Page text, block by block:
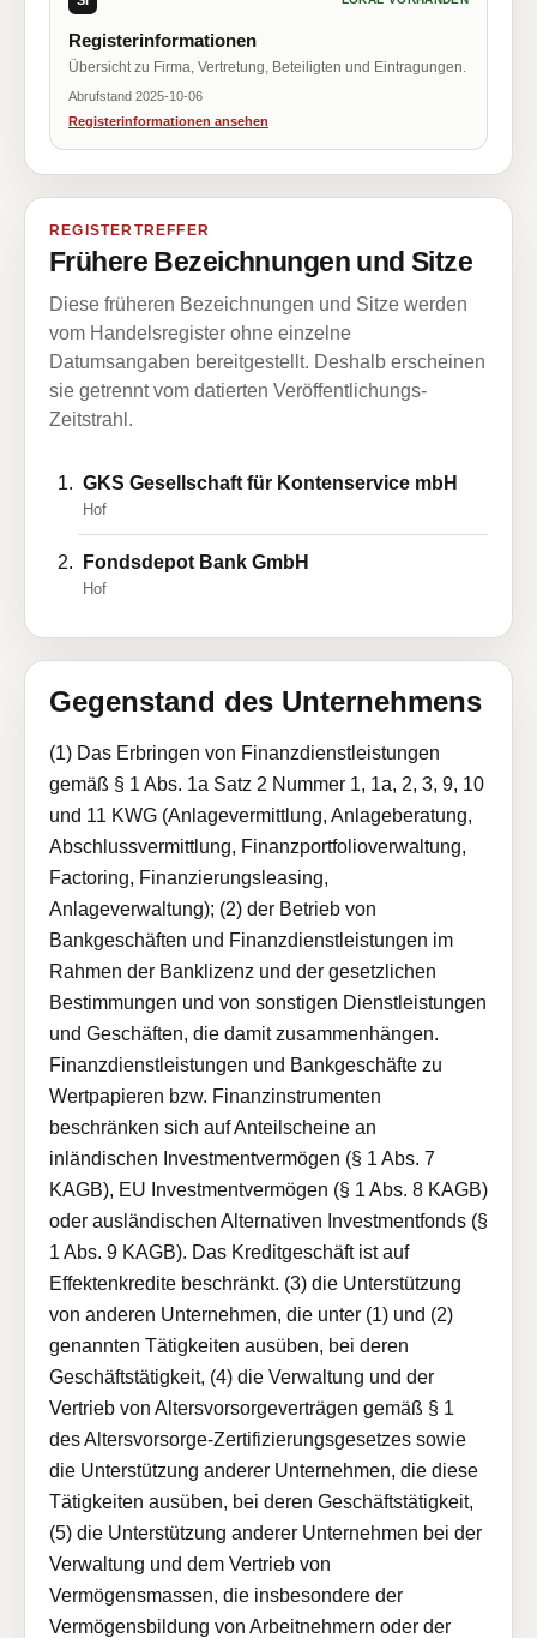
Registerinformationen
Übersicht zu Firma, Vertretung, Beteiligten und Eintragungen.
Abrufstand 2025-10-06
Registerinformationen ansehen
REGISTERTREFFER
Frühere Bezeichnungen und Sitze
Diese früheren Bezeichnungen und Sitze werden
vom Handelsregister ohne einzelne
Datumsangaben bereitgestellt. Deshalb erscheinen
sie getrennt vom datierten Veröffentlichungs-
Zeitstrahl.
GKS Gesellschaft für Kontenservice mbH
Hof
Fondsdepot Bank GmbH
Hof
Gegenstand des Unternehmens
(1) Das Erbringen von Finanzdienstleistungen
gemäß § 1 Abs. 1a Satz 2 Nummer 1, 1a, 2, 3, 9, 10
und 11 KWG (Anlagevermittlung, Anlageberatung,
Abschlussvermittlung, Finanzportfolioverwaltung,
Factoring, Finanzierungsleasing,
Anlageverwaltung); (2) der Betrieb von
Bankgeschäften und Finanzdienstleistungen im
Rahmen der Banklizenz und der gesetzlichen
Bestimmungen und von sonstigen Dienstleistungen
und Geschäften, die damit zusammenhängen.
Finanzdienstleistungen und Bankgeschäfte zu
Wertpapieren bzw. Finanzinstrumenten
beschränken sich auf Anteilscheine an
inländischen Investmentvermögen (§ 1 Abs. 7
KAGB), EU Investmentvermögen (§ 1 Abs. 8 KAGB)
oder ausländischen Alternativen Investmentfonds (§
1 Abs. 9 KAGB). Das Kreditgeschäft ist auf
Effektenkredite beschränkt. (3) die Unterstützung
von anderen Unternehmen, die unter (1) und (2)
genannten Tätigkeiten ausüben, bei deren
Geschäftstätigkeit, (4) die Verwaltung und der
Vertrieb von Altersvorsorgeverträgen gemäß § 1
des Altersvorsorge-Zertifizierungsgesetzes sowie
die Unterstützung anderer Unternehmen, die diese
Tätigkeiten ausüben, bei deren Geschäftstätigkeit,
(5) die Unterstützung anderer Unternehmen bei der
Verwaltung und dem Vertrieb von
Vermögensmassen, die insbesondere der
Vermögensbildung von Arbeitnehmern oder der